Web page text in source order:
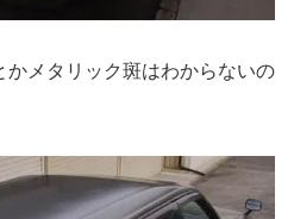
かメタリック斑はわからないの